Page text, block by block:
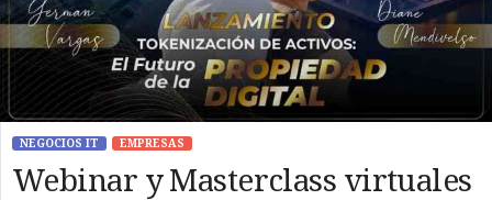
NEGOCIOS IT EMPRESAS
Webinar y Masterclass virtuales